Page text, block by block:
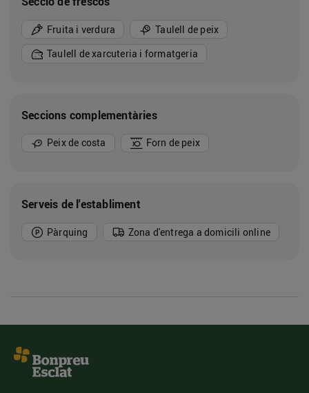
Fruita i verdura
Taulell de peix
Taulell de xarcuteria i formatgeria
Seccions complementàries
Peix de costa Forn de peix
Serveis de l'establiment
Pàrquing Zona d'entrega a domicili online